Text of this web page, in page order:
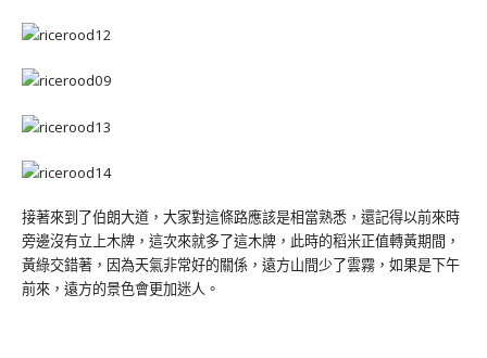
接著來到了伯朗大道，大家對這條路應該是相當熟悉，還記得以前來時
旁邊沒有立上木牌，這次來就多了這木牌，此時的稻米正值轉黃期間，
黃綠交錯著，因為天氣非常好的關係，遠方山間少了雲霧，如果是下午
前來，遠方的景色會更加迷人。